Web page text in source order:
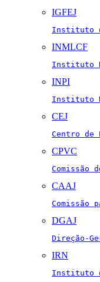
IGFEJ
Instituto
INMLCF
Instituto
INPI
Instituto
CEJ
Centro
CPVC
Comissão
CAAJ
Comissão
DGAJ
Direção-
IRN
Instituto